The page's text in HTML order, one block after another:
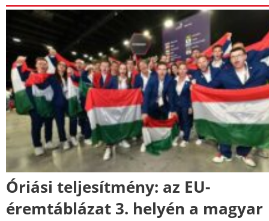
Óriási teljesítmény: az EU-
éremtáblázat 3. helyén a magyar